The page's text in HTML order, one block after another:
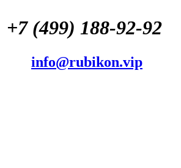
+7 (499) 188-92-92
info@rubikon.vip